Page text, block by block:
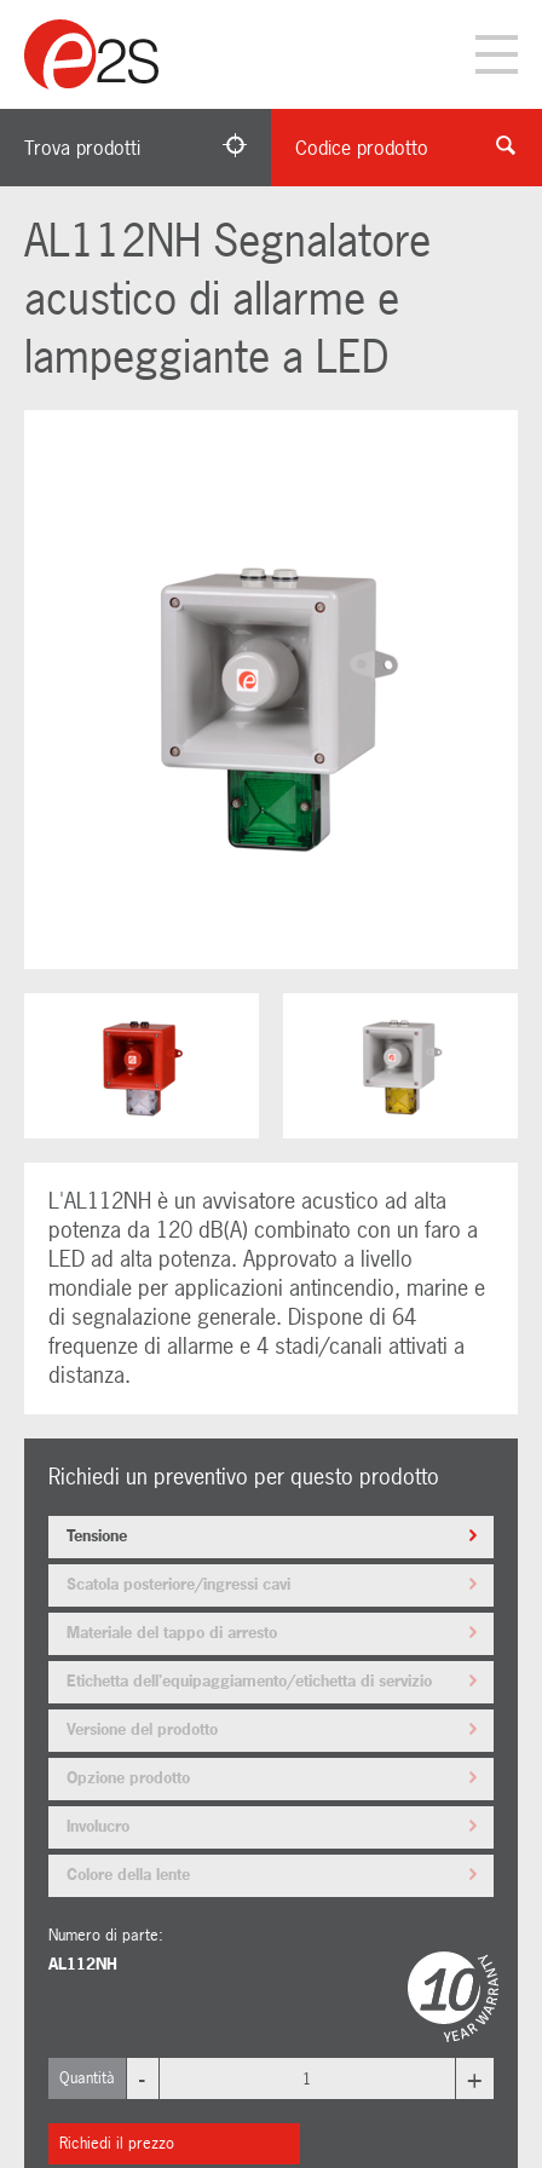
Trova prodotti Codice prodotto
AL112NH Segnalatore
acustico di allarme e
lampeggiante a LED
L'AL112NH è un avvisatore acustico ad alta
potenza da 120 dB(A) combinato con un faro a
LED ad alta potenza. Approvato a livello
mondiale per applicazioni antincendio, marine e
di segnalazione generale. Dispone di 64
frequenze di allarme e 4 stadi/canali attivati a
distanza.
Richiedi un preventivo per questo prodotto
Tensione
Scatola posteriore/ingressi cavi
Materiale del tappo di arresto
Etichetta dell'equipaggiamento/etichetta di servizio
Versione del prodotto
Opzione prodotto
Involucro
Colore della lente
Numero di parte:
AL112NH
Quantità - +
Richiedi il prezzo